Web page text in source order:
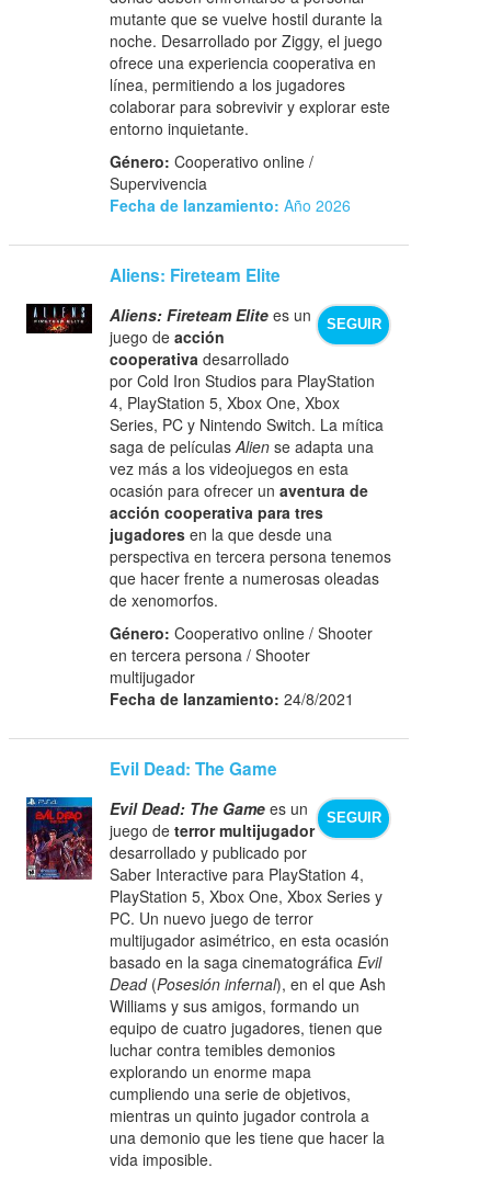
mutante que se vuelve hostil durante la
noche. Desarrollado por Ziggy, el juego
ofrece una experiencia cooperativa en
línea, permitiendo a los jugadores
colaborar para sobrevivir y explorar este
entorno inquietante.
Género: Cooperativo online /
Supervivencia
Fecha de lanzamiento: Año 2026
Aliens: Fireteam Elite
SEGUIR
Aliens: Fireteam Elite es un
juego deacción
cooperativa desarrollado
por Cold Iron Studios para PlayStation
4, PlayStation 5, Xbox One, Xbox
Series, PC y Nintendo Switch. La mítica
saga de películasAlien se adapta una
vez más a los videojuegos en esta
ocasión para ofrecer unaventura de
acción cooperativa para tres
jugadores en la que desde una
perspectiva en tercera persona tenemos
que hacer frente a numerosas oleadas
de xenomorfos.
Género: Cooperativo online / Shooter
en tercera persona / Shooter
multijugador
Fecha de lanzamiento: 24/8/2021
Evil Dead: The Game
SEGUIR
Evil Dead: The Game es un
juego deterror multijugador
desarrollado y publicado por
Saber Interactive para PlayStation 4,
PlayStation 5, Xbox One, Xbox Series y
PC. Un nuevo juego de terror
multijugador asimétrico, en esta ocasión
basado en la saga cinematográficaEvil
Dead(Posesión infernal), en el que Ash
Williams y sus amigos, formando un
equipo de cuatro jugadores, tienen que
luchar contra temibles demonios
explorando un enorme mapa
cumpliendo una serie de objetivos,
mientras un quinto jugador controla a
una demonio que les tiene que hacer la
vida imposible.